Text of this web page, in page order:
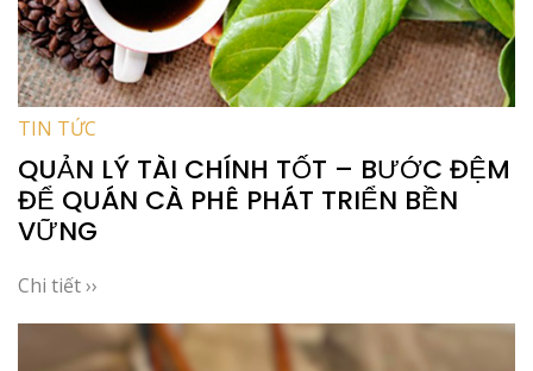
TIN TỨC
QUẢN LÝ TÀI CHÍNH TỐT – BƯỚC ĐỆM
ĐỂ QUÁN CÀ PHÊ PHÁT TRIỂN BỀN
VỮNG
Chi tiết ››